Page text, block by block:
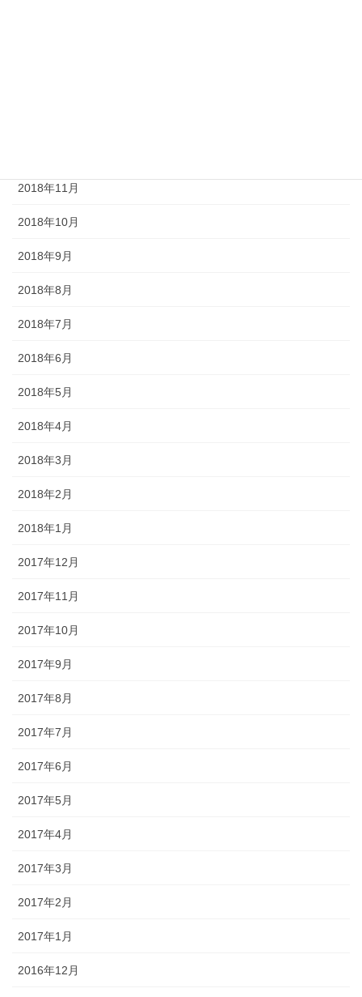
2018年11月
2018年10月
2018年9月
2018年8月
2018年7月
2018年6月
2018年5月
2018年4月
2018年3月
2018年2月
2018年1月
2017年12月
2017年11月
2017年10月
2017年9月
2017年8月
2017年7月
2017年6月
2017年5月
2017年4月
2017年3月
2017年2月
2017年1月
2016年12月